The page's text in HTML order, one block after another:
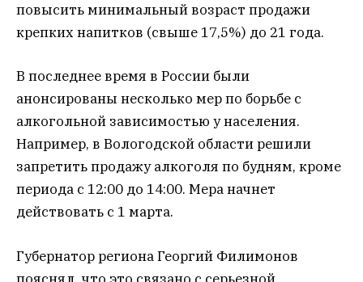
повысить минимальный возраст продажи
крепких напитков (свыше 17,5%) до 21 года.
В последнее время в России были
анонсированы несколько мер по борьбе с
алкогольной зависимостью у населения.
Например, в Вологодской области решили
запретить продажу алкоголя по будням, кроме
периода с 12:00 до 14:00. Мера начнет
действовать с 1 марта.
Губернатор региона Георгий Филимонов
пояснял, что это связано с серьезной